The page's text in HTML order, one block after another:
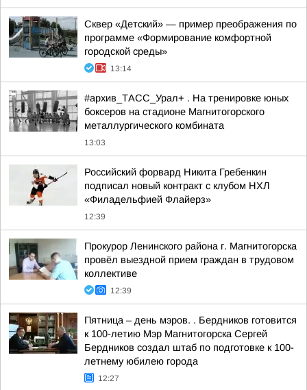
Сквер «Детский» — пример преображения по
программе «Формирование комфортной
городской среды»
13:14
#архив_ТАСС_Урал+ . На тренировке юных
боксеров на стадионе Магнитогорского
металлургического комбината
13:03
Российский форвард Никита Гребенкин
подписал новый контракт с клубом НХЛ
«Филадельфией Флайерз»
12:39
Прокурор Ленинского района г. Магнитогорска
провёл выездной прием граждан в трудовом
коллективе
12:39
Пятница – день мэров. . Бердников готовится
к 100-летию Мэр Магнитогорска Сергей
Бердников создал штаб по подготовке к 100-
летнему юбилею города
12:27